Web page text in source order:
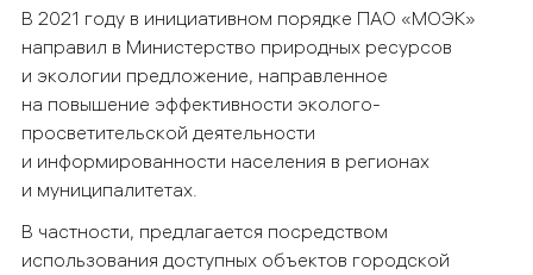
В 2021 году в инициативном порядке ПАО «МОЭК»
направил в Министерство природных ресурсов
и экологии предложение, направленное
на повышение эффективности эколого-
просветительской деятельности
и информированности населения в регионах
и муниципалитетах.
В частности, предлагается посредством
использования доступных объектов городской